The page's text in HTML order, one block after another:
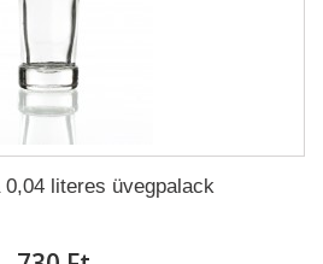
0,04 literes üvegpalack